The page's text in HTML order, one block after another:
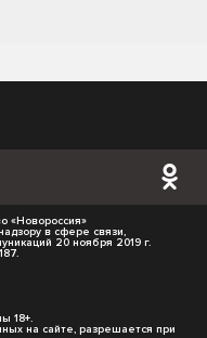
«Новороссия»
в сфере связи,
20 ноября 2019 г.
18+.
на сайте, разрешается при